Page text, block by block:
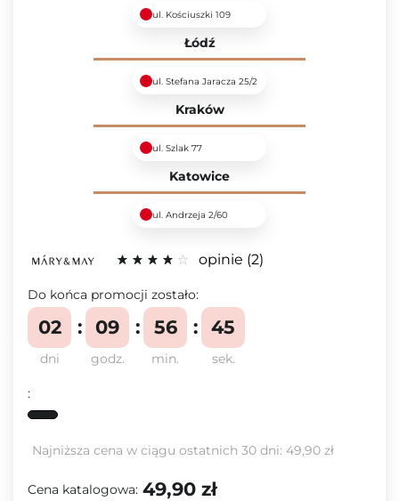
ul. Kościuszki 109
Łódź
ul. Stefana Jaracza 25/2
Kraków
ul. Szlak 77
Katowice
ul. Andrzeja 2/60
opinie 2
Do końca promocji zostało:
dni
02
godz.
09
min.
56
sek.
45
:
Najniższa cena w ciągu ostatnich 30 dni: 49,90 zł
Cena katalogowa: 49,90 zł